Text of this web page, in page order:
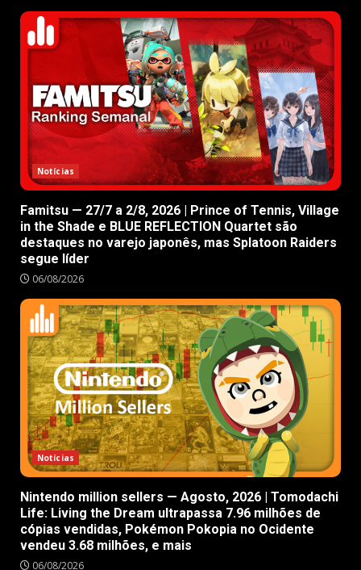
Notícias
Famitsu — 27/7 a 2/8, 2026 | Prince of Tennis, Village
in the Shade e BLUE REFLECTION Quartet são
destaques no varejo japonês, mas Splatoon Raiders
segue líder
06/08/2026
Notícias
Nintendo million sellers — Agosto, 2026 | Tomodachi
Life: Living the Dream ultrapassa 7.96 milhões de
cópias vendidas, Pokémon Pokopia no Ocidente
vendeu 3.68 milhões, e mais
06/08/2026